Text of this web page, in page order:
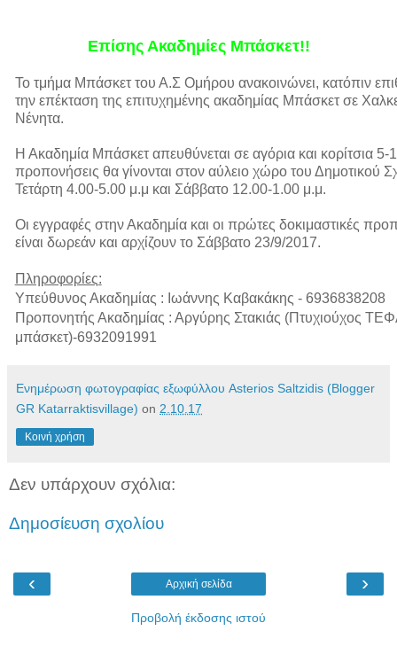
Επίσης Ακαδημίες Μπάσκετ!!
Το τμήμα Μπάσκετ του Α.Σ Ομήρου ανακοινώνει, κατόπιν
την επέκταση της επιτυχημένης ακαδημίας Μπάσκετ σε
Νένητα.
Η Ακαδημία Μπάσκετ απευθύνεται σε αγόρια και κορίτσια 5-
προπονήσεις θα γίνονται στον αύλειο χώρο του Δημοτικού
Τετάρτη 4.00-5.00 μ.μ και Σάββατο 12.00-1.00 μ.μ.
Οι εγγραφές στην Ακαδημία και οι πρώτες δοκιμαστικές
είναι δωρεάν και αρχίζουν το Σάββατο 23/9/2017.
Πληροφορίες:
Υπεύθυνος Ακαδημίας : Ιωάννης Καβακάκης - 6936838208
Προπονητής Ακαδημίας : Αργύρης Στακιάς (Πτυχιούχος
μπάσκετ)-6932091991
Ενημέρωση φωτογραφίας εξωφύλλου Asterios Saltzidis (Blogger
GR Katarraktisvillage) on 2.10.17
Κοινή χρήση
Δεν υπάρχουν σχόλια:
Δημοσίευση σχολίου
‹ ›
Αρχική σελίδα
Προβολή έκδοσης ιστού